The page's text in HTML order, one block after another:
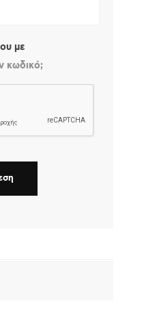
με
κωδικό;